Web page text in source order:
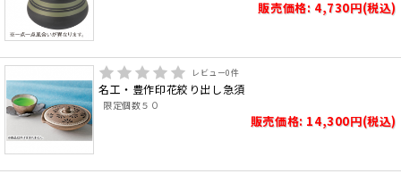
販売価格: 4,730円(税込)
レビュー0件
名工・豊作印花絞り出し急須
限定個数５０
販売価格: 14,300円(税込)